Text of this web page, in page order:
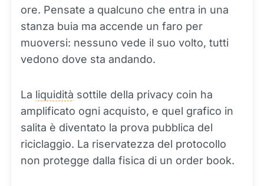
ore. Pensate a qualcuno che entra in una
stanza buia ma accende un faro per
muoversi: nessuno vede il suo volto, tutti
vedono dove sta andando.
La liquidità sottile della privacy coin ha
amplificato ogni acquisto, e quel grafico in
salita è diventato la prova pubblica del
riciclaggio. La riservatezza del protocollo
non protegge dalla fisica di un order book.